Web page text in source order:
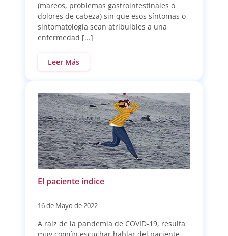
(mareos, problemas gastrointestinales o
dolores de cabeza) sin que esos síntomas o
sintomatología sean atribuibles a una
enfermedad [...]
Leer Más
El paciente índice
16 de Mayo de 2022
A raíz de la pandemia de COVID-19, resulta